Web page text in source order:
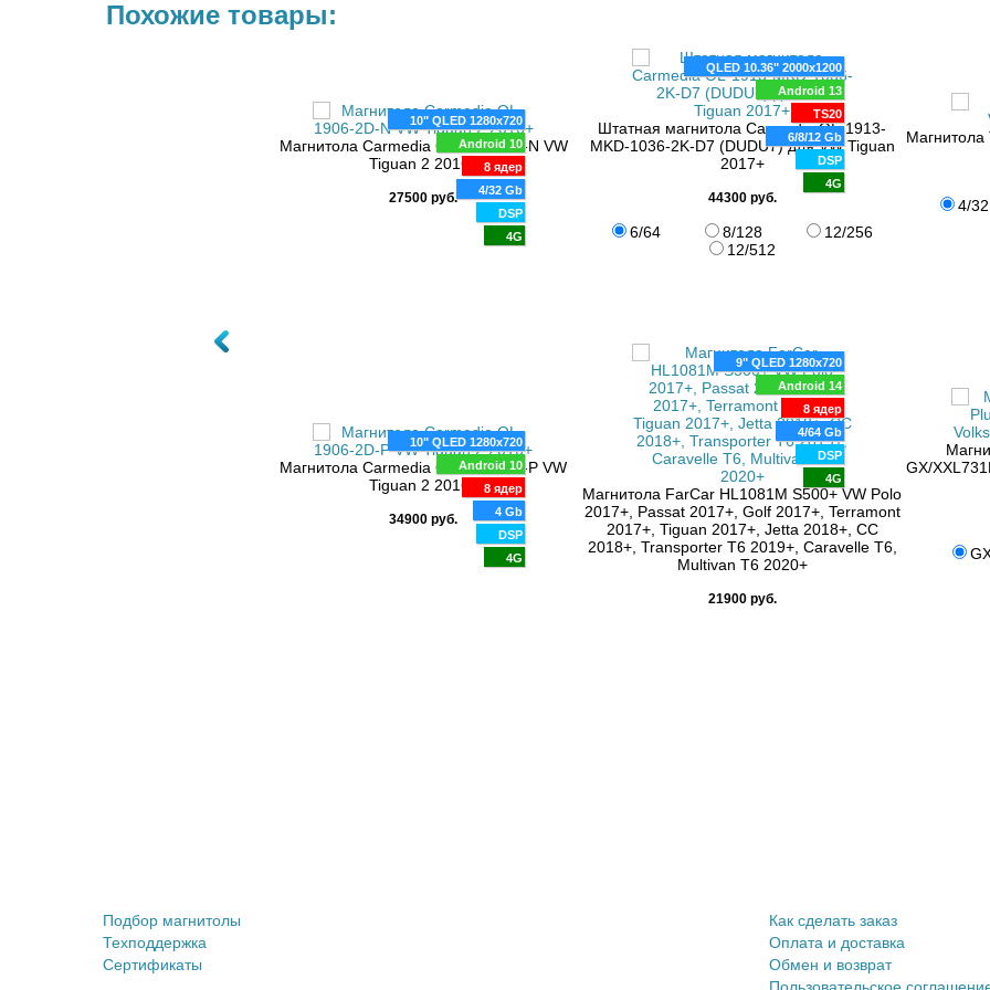
Похожие товары:
10" QLED 1280x720
Android 10
8 ядер
4/32 Gb
DSP
4G
Магнитола Carmedia OL-1906-2D-N VW
Tiguan 2 2016+
27500 руб.
QLED 10.36" 2000x1200
Android 13
TS20
6/8/12 Gb
DSP
4G
Штатная магнитола Carmedia OL-1913-
MKD-1036-2K-D7 (DUDU7) для VW Tiguan
2017+
44300 руб.
6/64 8/128
12/256
12/512
Магнитола
4/32
10" QLED 1280x720
Android 10
8 ядер
4 Gb
DSP
4G
Магнитола Carmedia OL-1906-2D-P VW
Tiguan 2 2016+
34900 руб.
9" QLED 1280x720
Android 14
8 ядер
4/64 Gb
DSP
4G
Магнитола FarCar HL1081M S500+ VW Polo
2017+, Passat 2017+, Golf 2017+, Terramont
2017+, Tiguan 2017+, Jetta 2018+, CC
2018+, Transporter T6 2019+, Caravelle T6,
Multivan T6 2020+
21900 руб.
GX/
Подбор магнитолы
Техподдержка
Сертификаты
Как сделать заказ
Оплата и доставка
Обмен и возврат